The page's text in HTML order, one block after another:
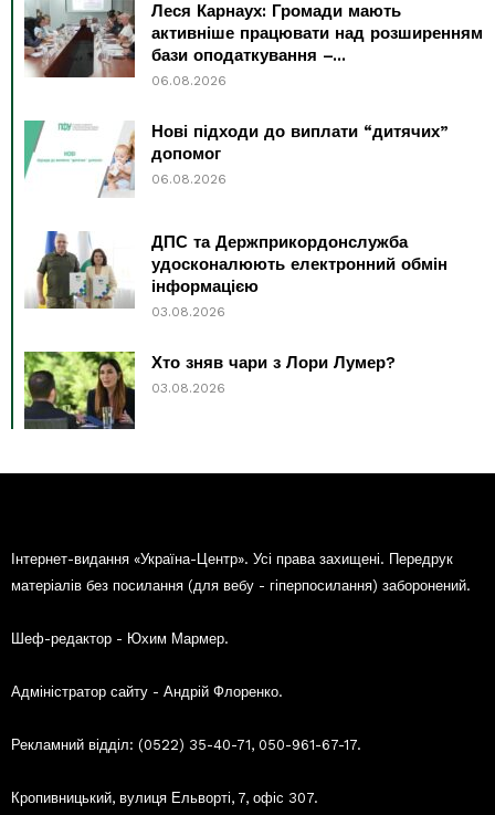
Леся Карнаух: Громади мають
активніше працювати над розширенням
бази оподаткування –...
06.08.2026
Нові підходи до виплати “дитячих”
допомог
06.08.2026
ДПС та Держприкордонслужба
удосконалюють електронний обмін
інформацією
03.08.2026
Хто зняв чари з Лори Лумер?
03.08.2026
Інтернет-видання «Україна-Центр». Усі права захищені. Передрук
матеріалів без посилання (для вебу - гіперпосилання) заборонений.
Шеф-редактор - Юхим Мармер.
Адміністратор сайту - Андрій Флоренко.
Рекламний відділ: (0522) 35-40-71, 050-961-67-17.
Кропивницький, вулиця Ельворті, 7, офіс 307.